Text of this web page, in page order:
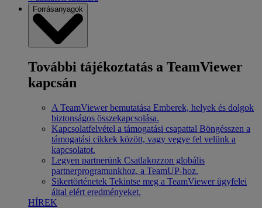
Forrásanyagok
További tájékoztatás a TeamViewer
kapcsán
A TeamViewer bemutatása Emberek, helyek és dolgok
biztonságos összekapcsolása.
Kapcsolatfelvétel a támogatási csapattal Böngésszen a
támogatási cikkek között, vagy vegye fel velünk a
kapcsolatot.
Legyen partnerünk Csatlakozzon globális
partnerprogramunkhoz, a TeamUP-hoz.
Sikertörténetek Tekintse meg a TeamViewer ügyfelei
által elért eredményeket.
HÍREK